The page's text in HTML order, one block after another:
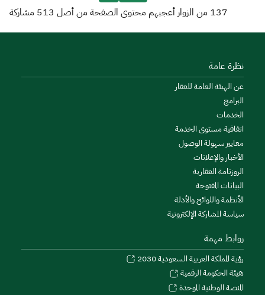
137 من الزوار أعجبهم محتوى الصفحة من أصل 513 مشاركة
نظرة عامة
عن الهيئة العامة للعقار
البرامج
الخدمات
اتفاقية مستوى الخدمة
معايير سهولة الوصول
الأخبار والإعلانات
الروزنامة العقارية
البيانات المفتوحة
الأنظمة واللوائح والأدلة
سياسة المشاركة الإلكترونية
روابط مهمة
رؤية المملكة العربية السعودية 2030
هيئة الحكومة الرقمية
المنصة الوطنية الموحدة